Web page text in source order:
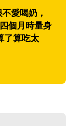
愛喝奶，
個月時量身
了算吃太